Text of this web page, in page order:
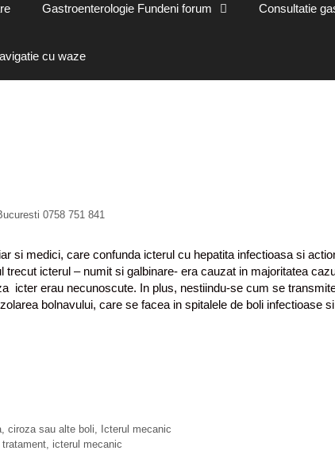
Gastroenterologie Fundeni forum Consultatie
cu waze
0758 751 841
si medici, care confunda icterul cu hepatita infectioasa si
icterul – numit si galbinare- era cauzat in majoritatea
icter erau necunoscute. In plus, nestiindu-se cum se
bolnavului, care se facea in spitalele de boli infectioase si
ciroza sau alte boli
Icterul mecanic
tratament, icterul mecanic